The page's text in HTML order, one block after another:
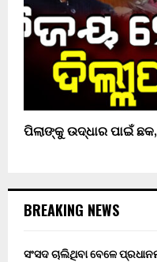
ପିଲାଙ୍କୁ ଉଦ୍ଧାର ପାଇଁ
BREAKING NEWS
ସଂସଦ ଚାଲିଥିବା ବେଳେ